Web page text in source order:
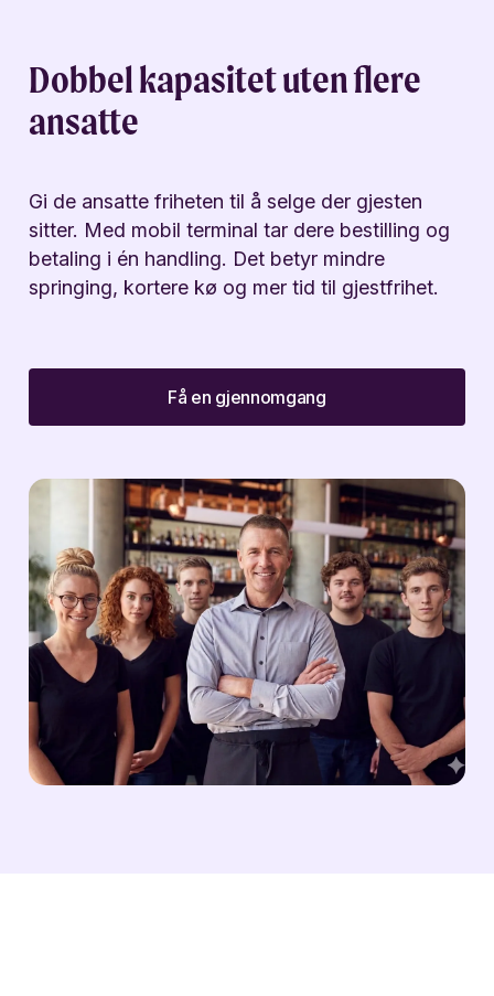
Dobbel kapasitet uten flere
ansatte
Gi de ansatte friheten til å selge der gjesten
sitter. Med mobil terminal tar dere bestilling og
betaling i én handling. Det betyr mindre
springing, kortere kø og mer tid til gjestfrihet.
Få en gjennomgang